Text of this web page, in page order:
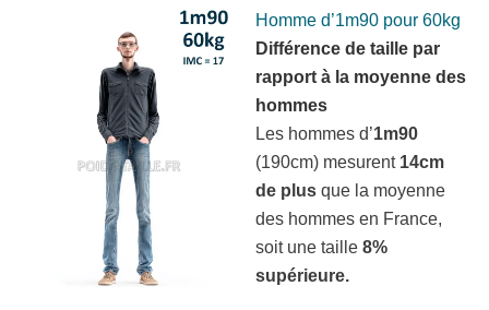
Homme d’1m90 pour 60kg
Différence de taille par
rapport à la moyenne des
hommes
Les hommes d’1m90
(190cm) mesurent 14cm
de plus que la moyenne
des hommes en France,
soit une taille 8%
supérieure.